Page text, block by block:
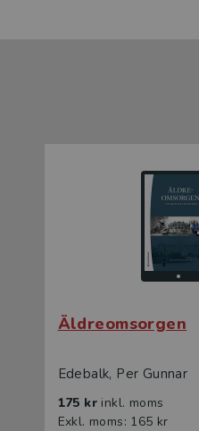
Äldreomsorgen
Edebalk, Per Gunnar
175 kr inkl. moms
Exkl. moms: 165 kr